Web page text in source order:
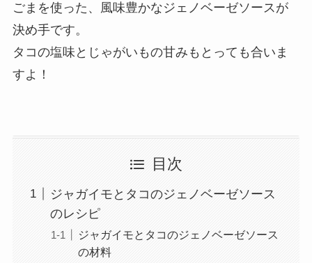
ごまを使った、風味豊かなジェノベーゼソースが
決め手です。
タコの塩味とじゃがいもの甘みもとっても合いま
すよ！
目次
ジャガイモとタコのジェノベーゼソース
のレシピ
ジャガイモとタコのジェノベーゼソース
の材料